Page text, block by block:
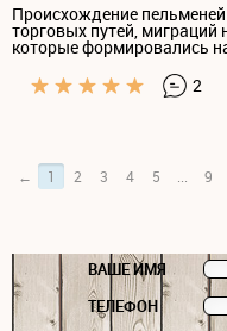
Происхождение
торговых путей,
которые формировались
2
← 1 2 3 4 5 9
ВАШЕ ИМЯ
ТЕЛЕФОН